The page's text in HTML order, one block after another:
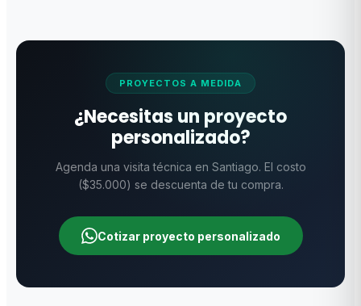
$44.187. $33.990.
$19.487.$14.990.
PROYECTOS A MEDIDA
¿Necesitas un proyecto
personalizado?
Agenda una visita técnica en Santiago. El costo
($35.000) se descuenta de tu compra.
Cotizar proyecto personalizado